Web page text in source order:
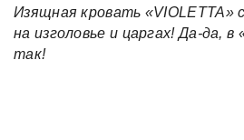
Изящная кровать «VIOLETTA»
на изголовье и царгах! Да-да,
так!